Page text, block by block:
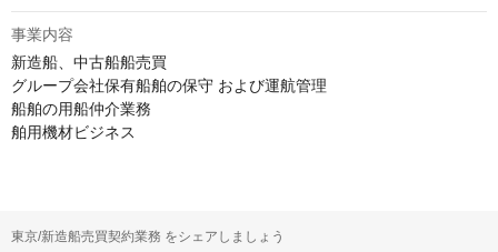
事業内容
新造船、中古船船売買
グループ会社保有船舶の保守 および運航管理
船舶の用船仲介業務
舶用機材ビジネス
東京/新造船売買契約業務 をシェアしましょう